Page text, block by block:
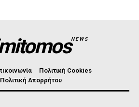
NEWS
Πολιτική Cookies
Πολιτική Απορρήτου